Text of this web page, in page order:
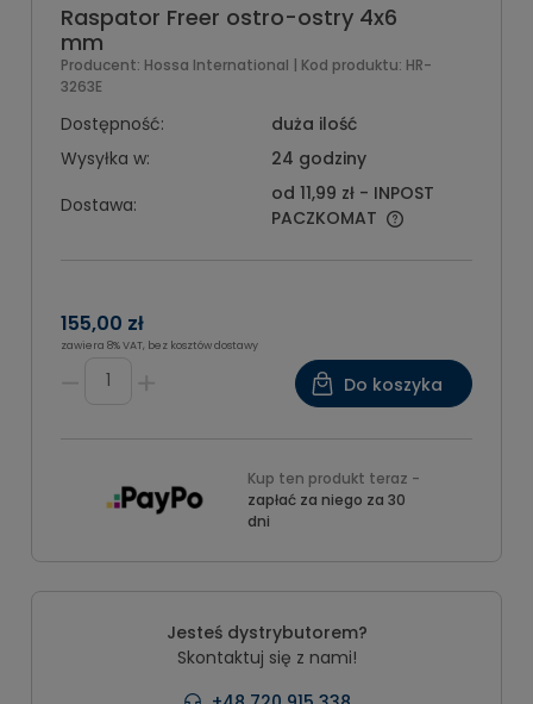
Raspator Freer ostro-ostry 4x6
mm
Producent: Hossa International | Kod produktu: HR-
3263E
Dostępność:
duża ilość
Wysyłka w:
24 godziny
Dostawa:
od 11,99 zł - INPOST
PACZKOMAT
155,00 zł
zawiera 8% VAT, bez kosztów dostawy
Do koszyka
Kup ten produkt teraz -
zapłać za niego za 30
dni
Jesteś dystrybutorem?
Skontaktuj się z nami!